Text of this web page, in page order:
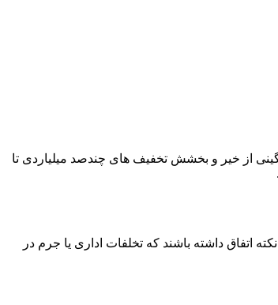
قسم خورده شورای شهر دارد، البته این مغایرتها مربوط به سال ۱۳۹۳ است. مغایرتهای سنگینی از خیر و بخشش تخفیف های چندصد میلیاردی تا
اتفاق داشته باشند که تخلفات اداری یا جرم در